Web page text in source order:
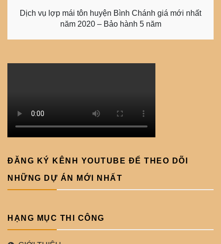
Dịch vụ lợp mái tôn huyện Bình Chánh giá mới nhất
năm 2020 – Bảo hành 5 năm
ĐĂNG KÝ KÊNH YOUTUBE ĐỂ THEO DÕI
NHỮNG DỰ ÁN MỚI NHẤT
HẠNG MỤC THI CÔNG